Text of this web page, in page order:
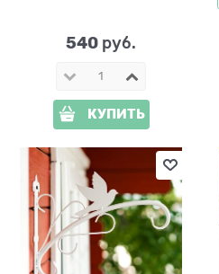
540 руб.
КУПИТЬ